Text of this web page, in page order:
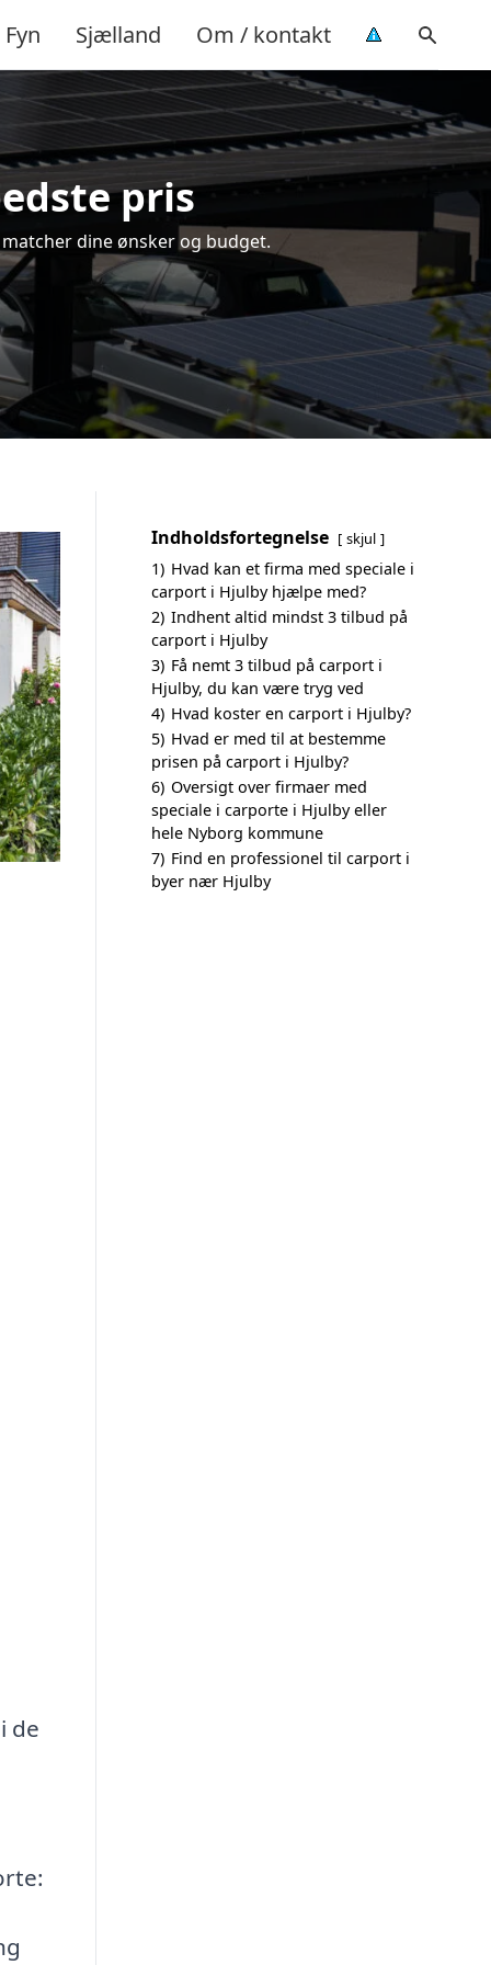
Fyn Sjælland Om / kontakt
pris
dine ønsker og budget.
de
Indholdsfortegnelse skjul
1) Hvad kan et firma med speciale i
carport i Hjulby hjælpe med?
2) Indhent altid mindst 3 tilbud på
carport i Hjulby
3) Få nemt 3 tilbud på carport i
Hjulby, du kan være tryg ved
4) Hvad koster en carport i Hjulby?
5) Hvad er med til at bestemme
prisen på carport i Hjulby?
6) Oversigt over firmaer med
speciale i carporte i Hjulby eller
hele Nyborg kommune
7) Find en professionel til carport i
byer nær Hjulby